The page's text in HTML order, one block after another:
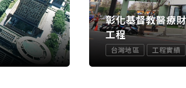
彰化基督教醫療
工程
台灣地區 工程實績